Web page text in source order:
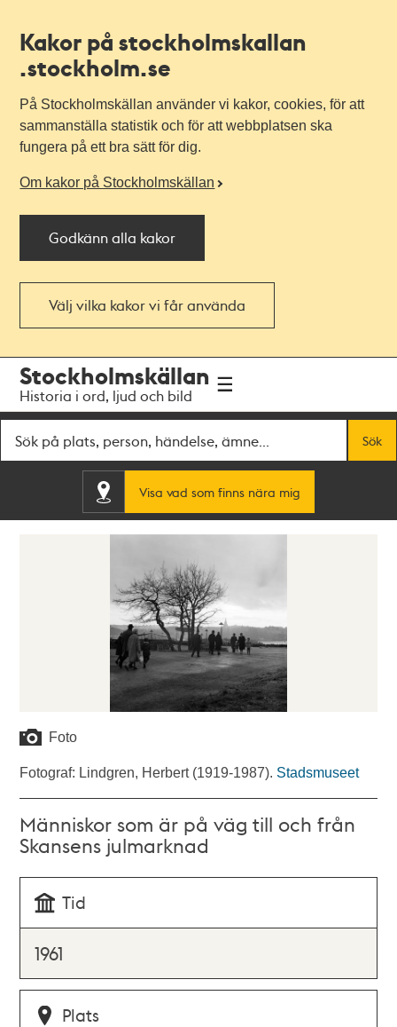
Kakor på stockholmskallan
.stockholm.se
På Stockholmskällan använder vi kakor, cookies, för att
sammanställa statistik och för att webbplatsen ska
fungera på ett bra sätt för dig.
Om kakor på Stockholmskällan
Godkänn alla kakor
Välj vilka kakor vi får använda
navigationen
huvudinnehållet
Stockholmskällan
Historia i ord, ljud och bild
Sök
Visa vad som finns nära mig
Foto
Fotograf: Lindgren, Herbert (1919-1987). Stadsmuseet
Människor som är på väg till och från
Skansens julmarknad
Tid
1961
Plats